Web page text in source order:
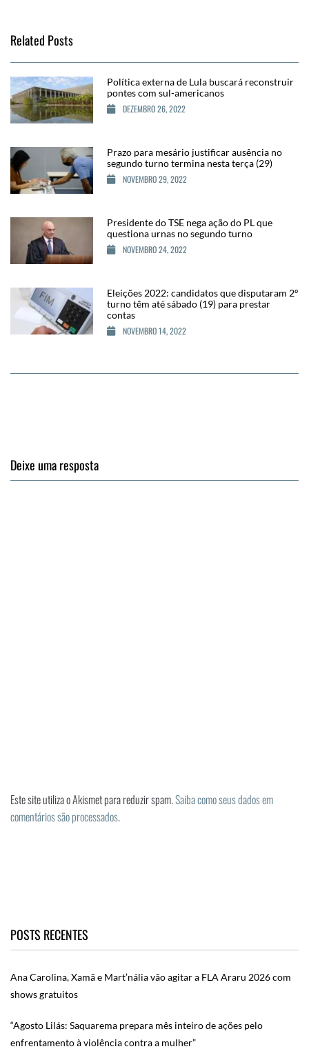
Related Posts
Política externa de Lula buscará reconstruir
pontes com sul-americanos
DEZEMBRO 26, 2022
Prazo para mesário justificar ausência no
segundo turno termina nesta terça (29)
NOVEMBRO 29, 2022
Presidente do TSE nega ação do PL que
questiona urnas no segundo turno
NOVEMBRO 24, 2022
Eleições 2022: candidatos que disputaram 2º
turno têm até sábado (19) para prestar
contas
NOVEMBRO 14, 2022
Deixe uma resposta
Este site utiliza o Akismet para reduzir spam.Saiba como seus dados em
comentários são processados.
POSTS RECENTES
Ana Carolina, Xamã e Mart’nália vão agitar a FLA Araru 2026 com
shows gratuitos
“Agosto Lilás: Saquarema prepara mês inteiro de ações pelo
enfrentamento à violência contra a mulher”